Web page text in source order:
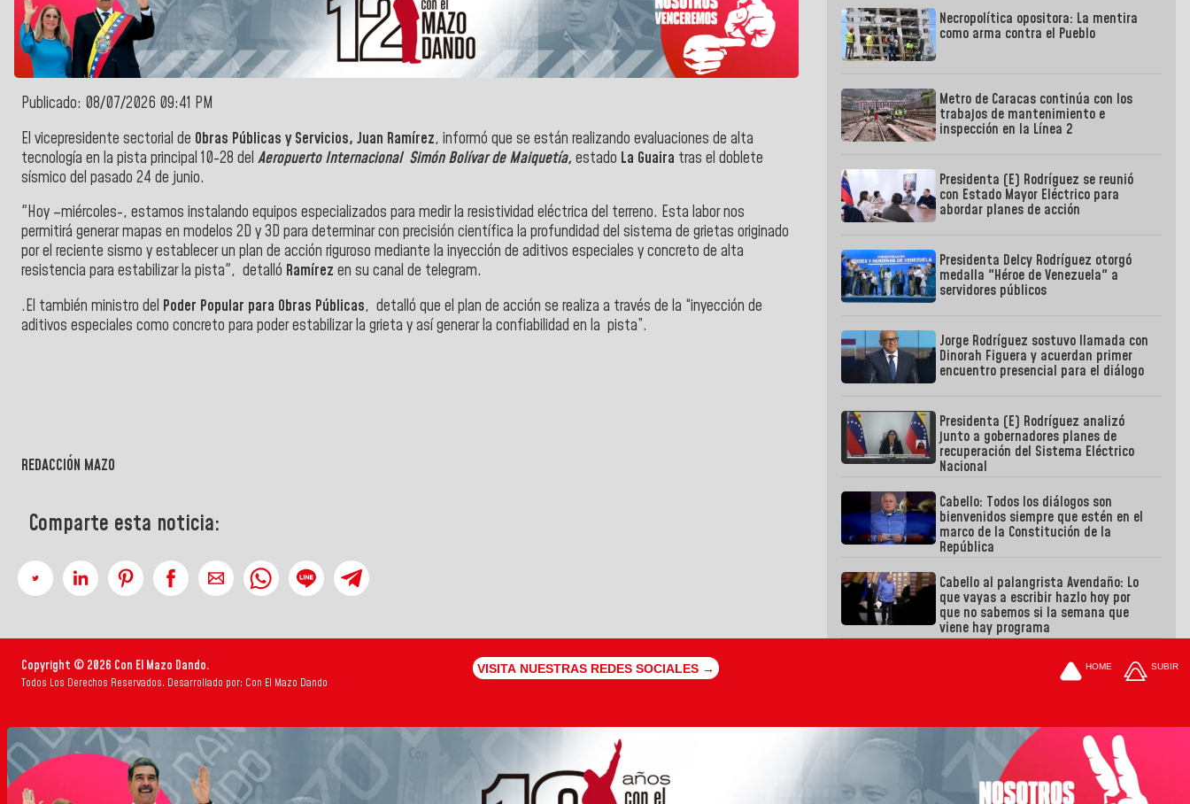
Publicado: 08/07/2026 09:41 PM
El vicepresidente sectorial de Obras Públicas y Servicios, Juan Ramírez, informó que se están realizando evaluaciones de alta
tecnología en la pista principal 10-28 del Aeropuerto Internacional Simón Bolívar de Maiquetía, estado La Guaira tras el doblete
sísmico del pasado 24 de junio.
"Hoy –miércoles-, estamos instalando equipos especializados para medir la resistividad eléctrica del terreno. Esta labor nos
permitirá generar mapas en modelos 2D y 3D para determinar con precisión científica la profundidad del sistema de grietas originado
por el reciente sismo y establecer un plan de acción riguroso mediante la inyección de aditivos especiales y concreto de alta
resistencia para estabilizar la pista", detalló Ramírez en su canal de telegram.
.El también ministro del Poder Popular para Obras Públicas, detalló que el plan de acción se realiza a través de la “inyección de
aditivos especiales como concreto para poder estabilizar la grieta y así generar la confiabilidad en la pista”.
REDACCIÓN MAZO
Comparte esta noticia:
Necropolítica opositora: La mentira
como arma contra el Pueblo
Metro de Caracas continúa con los
trabajos de mantenimiento e
inspección en la Línea 2
Presidenta (E) Rodríguez se reunió
con Estado Mayor Eléctrico para
abordar planes de acción
Presidenta Delcy Rodríguez otorgó
medalla "Héroe de Venezuela" a
servidores públicos
Jorge Rodríguez sostuvo llamada con
Dinorah Figuera y acuerdan primer
encuentro presencial para el diálogo
Presidenta (E) Rodríguez analizó
junto a gobernadores planes de
recuperación del Sistema Eléctrico
Nacional
Cabello: Todos los diálogos son
bienvenidos siempre que estén en el
marco de la Constitución de la
República
Cabello al palangrista Avendaño: Lo
que vayas a escribir hazlo hoy por
que no sabemos si la semana que
viene hay programa
Copyright © 2026 Con El Mazo Dando.
Todos Los Derechos Reservados. Desarrollado por: Con El Mazo Dando
VISITA NUESTRAS REDES SOCIALES → HOME SUBIR